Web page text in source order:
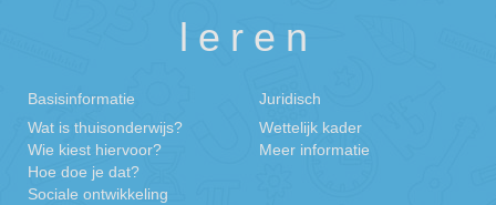
leren
Basisinformatie
Wat is thuisonderwijs?
Wie kiest hiervoor?
Hoe doe je dat?
Sociale ontwikkeling
Juridisch
Wettelijk kader
Meer informatie